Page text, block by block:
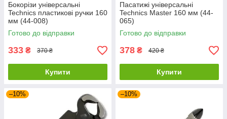
Бокорізи універсальні
Technics пластикові ручки 160
мм (44-008)
Готово до відправки
333 ₴ 370 ₴
Купити
Пасатижі універсальні
Technics Master 160 мм (44-
065)
Готово до відправки
378 ₴ 420 ₴
Купити
–10% –10%